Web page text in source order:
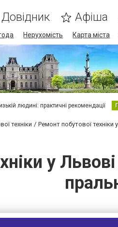
Довідник Афіша
Нерухомість Карта міста
людині: практичні рекомендації Г
техніки Ремонт побутової техніки
у